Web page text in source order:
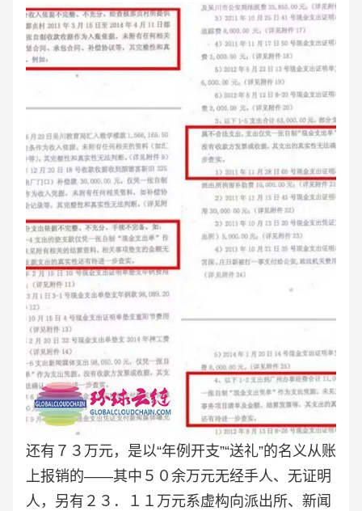
还有７３万元，是以“年例开支”“送礼”的名义从账
上报销的——其中５０余万元无经手人、无证明
人，另有２３．１１万元系虚构向派出所、新闻